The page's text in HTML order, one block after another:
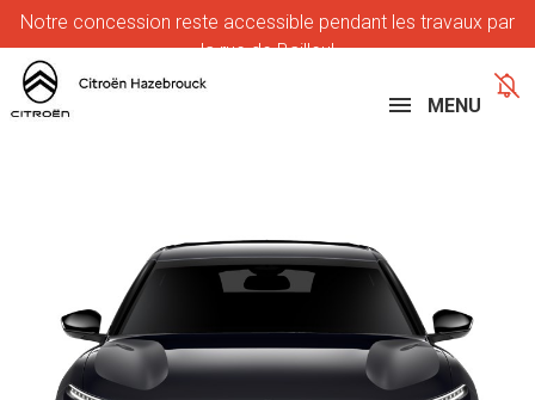
Notre concession reste accessible pendant les travaux par
la rue de Bailleul
MENU